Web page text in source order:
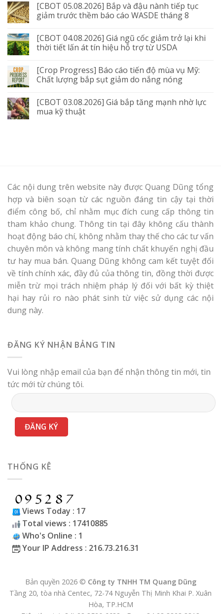
[CBOT 05.08.2026] Bắp và đậu nành tiếp tục
giảm trước thềm báo cáo WASDE tháng 8
[CBOT 04.08.2026] Giá ngũ cốc giảm trở lại khi
thời tiết lấn át tín hiệu hỗ trợ từ USDA
[Crop Progress] Báo cáo tiến độ mùa vụ Mỹ:
Chất lượng bắp sụt giảm do nắng nóng
[CBOT 03.08.2026] Giá bắp tăng mạnh nhờ lực
mua kỹ thuật
Các nội dung trên website này được Quang Dũng tổng
hợp và biên soạn từ các nguồn đáng tin cậy tại thời
điểm công bố, chỉ nhằm mục đích cung cấp thông tin
tham khảo chung. Thông tin tại đây không cấu thành
hoạt động báo chí, không nhằm thay thế cho các tư vấn
chuyên môn và không mang tính chất khuyến nghị đầu
tư hay mua bán. Quang Dũng không cam kết tuyệt đối
về tính chính xác, đầy đủ của thông tin, đồng thời được
miễn trừ mọi trách nhiệm pháp lý đối với bất kỳ thiệt
hại hay rủi ro nào phát sinh từ việc sử dụng các nội
dung này.
ĐĂNG KÝ NHẬN BẢNG TIN
Vui lòng nhập email của bạn để nhận thông tin mới, tin
tức mới từ chúng tôi.
THỐNG KÊ
Views Today : 17
Total views : 17410885
Who's Online : 1
Your IP Address : 216.73.216.31
Bản quyền 2026 © Công ty TNHH TM Quang Dũng
Tầng 20, tòa nhà Centec, 72-74 Nguyễn Thị Minh Khai P. Xuân
Hòa, TP.HCM